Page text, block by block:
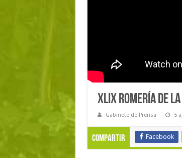
XLIX ROMERÍA DE
Gabinete de Prensa 5
Compartir Facebook